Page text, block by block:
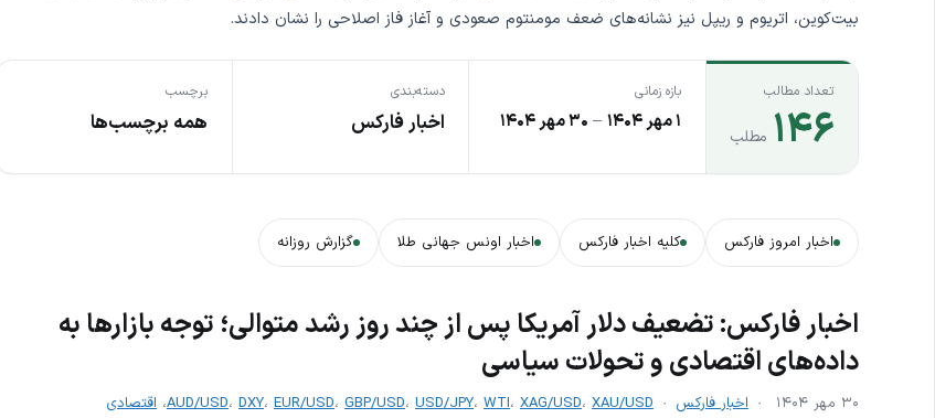
بیت‌کوین، اتریوم و ریپل نیز نشانه‌های ضعف مومنتوم صعودی و آغاز فاز اصلاحی را نشان دادند.
تعداد مطالب
۱۴۶ مطلب
بازه زمانی
۱ مهر ۱۴۰۴ – ۳۰ مهر ۱۴۰۴
دسته‌بندی
اخبار فارکس
برچسب
همه برچسب‌ها
اخبار امروز فارکس کلیه اخبار فارکس اخبار اونس جهانی طلا گزارش روزانه
اخبار فارکس: تضعیف دلار آمریکا پس از چند روز رشد متوالی؛ توجه بازارها به
داده‌های اقتصادی و تحولات سیاسی
۳۰ مهر ۱۴۰۴ اخبار فارکس AUD/USD، DXY، EUR/USD، GBP/USD، USD/JPY، WTI، XAG/USD، XAU/USD ، اقتصادی